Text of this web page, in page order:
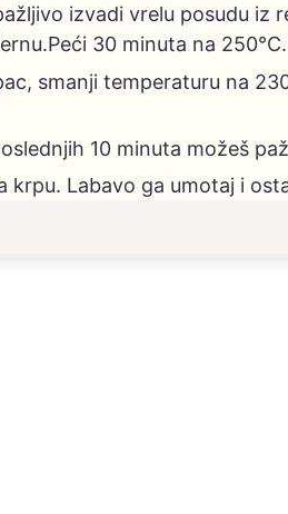
izvadi vrelu posudu iz
30 minuta na 250°C.
smanji temperaturu na
10 minuta možeš
krpu. Labavo ga umotaj i